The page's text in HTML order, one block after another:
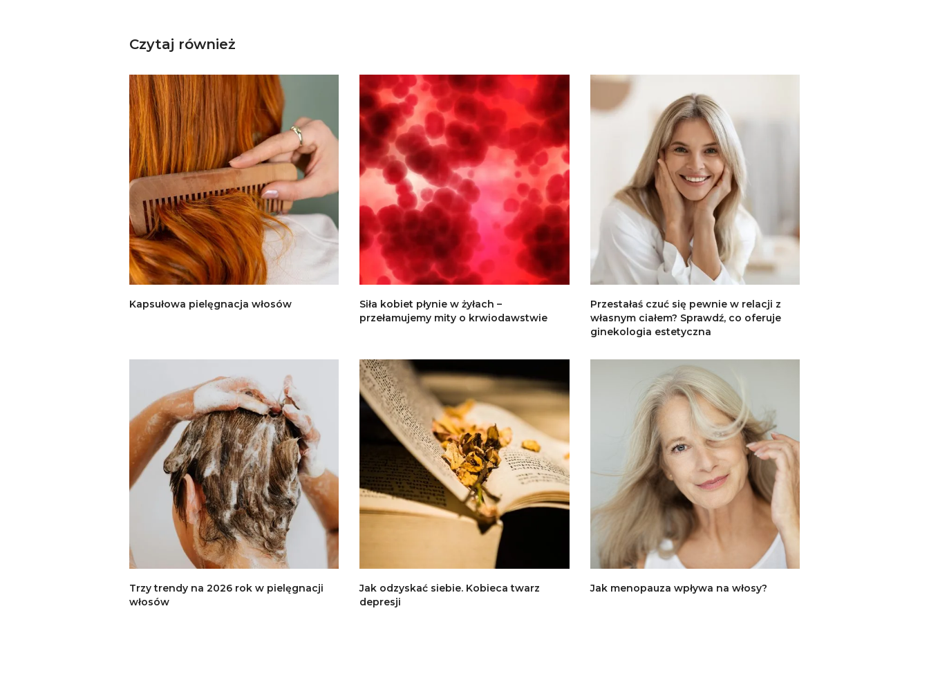
Czytaj również
Kapsułowa pielęgnacja włosów
Siła kobiet płynie w żyłach –
przełamujemy mity o krwiodawstwie
Przestałaś czuć się pewnie w relacji z
własnym ciałem? Sprawdź, co oferuje
ginekologia estetyczna
Trzy trendy na 2026 rok w pielęgnacji
włosów
Jak odzyskać siebie. Kobieca twarz
depresji
Jak menopauza wpływa na włosy?